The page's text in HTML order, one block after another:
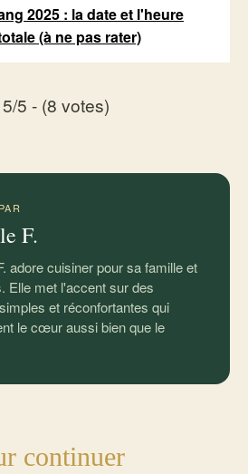
2025 : la date et l'heure
(à ne pas rater)
5/5 - (8 votes)
F.
adore cuisiner pour sa famille et
Elle met l'accent sur des
et réconfortantes qui
le cœur aussi bien que le
continuer